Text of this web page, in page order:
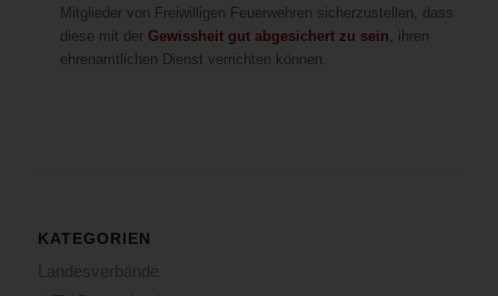
Mitglieder von Freiwilligen Feuerwehren sicherzustellen, dass
diese mit der Gewissheit gut abgesichert zu sein, ihren
ehrenamtlichen Dienst verrichten können.
KATEGORIEN